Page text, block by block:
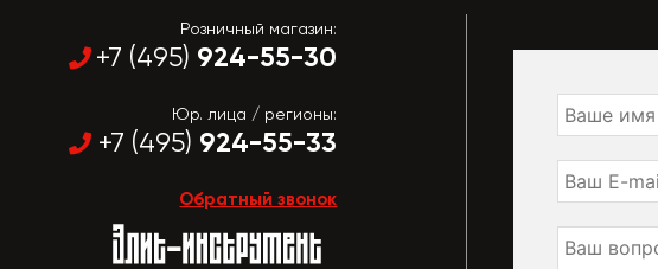
Розничный магазин:
+7 (495) 924-55-30
Юр. лица / регионы:
+7 (495) 924-55-33
Обратный звонок